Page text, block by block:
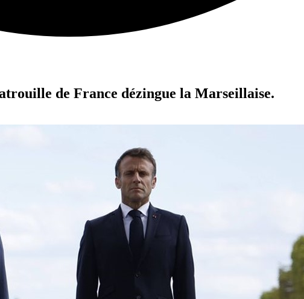
de France dézingue la Marseillaise.